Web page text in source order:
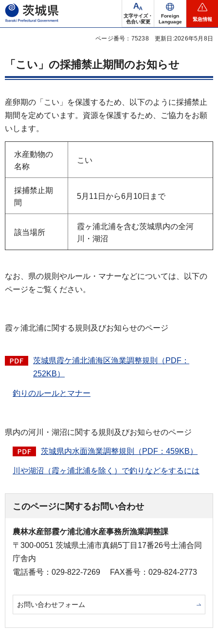
茨城県
文字サイズ・
色合い変更
Foreign
Language
緊急情報
ページ番号：75238 更新日:2026年5月8日
「こい」の採捕禁止期間のお知らせ
産卵期の「こい」を保護するため、以下のように採捕禁止
期間を定めています。資源を保護するため、ご協力をお願
いします。
水産動物の
名称
こい
採捕禁止期
間
5月11日から6月10日まで
該当場所
霞ヶ浦北浦を含む茨城県内の全河
川・湖沼
なお、県の規則やルール・マナーなどについては、以下の
ページをご覧ください。
霞ヶ浦北浦に関する規則及びお知らせのページ
茨城県霞ケ浦北浦海区漁業調整規則（PDF：
252KB）
釣りのルールとマナー
県内の河川・湖沼に関する規則及びお知らせのページ
茨城県内水面漁業調整規則（PDF：459KB）
川や湖沼（霞ヶ浦北浦を除く）で釣りなどをするには
このページに関するお問い合わせ
農林水産部霞ケ浦北浦水産事務所漁業調整課
〒300-0051 茨城県土浦市真鍋5丁目17番26号土浦合同
庁舎内
電話番号：029-822-7269
FAX番号：029-824-2773
お問い合わせフォーム